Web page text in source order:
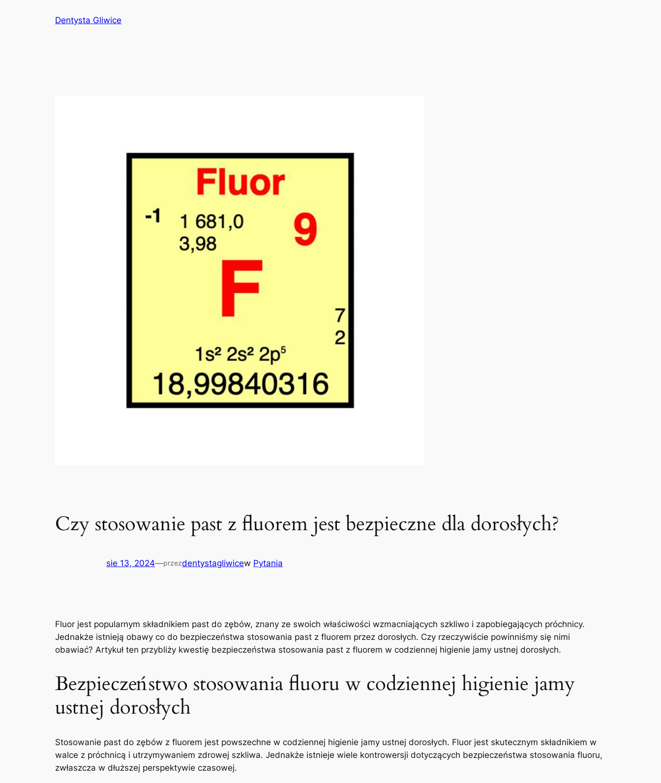
Dentysta Gliwice
Czy stosowanie past z fluorem jest bezpieczne dla dorosłych?
sie 13, 2024—przezdentystagliwicew Pytania
Fluor jest popularnym składnikiem⁤ past do zębów, znany ze swoich⁤ właściwości wzmacniających szkliwo i zapobiegających ⁤próchnicy.
Jednakże ⁢istnieją obawy co ⁢do⁣ bezpieczeństwa⁣ stosowania past z fluorem przez ⁤dorosłych. Czy rzeczywiście powinniśmy się nimi
obawiać? Artykuł‍ ten przybliży ‍kwestię bezpieczeństwa stosowania ​past z fluorem w codziennej higienie‌ jamy ⁣ustnej dorosłych.
Bezpieczeństwo ​stosowania fluoru ⁣w codziennej higienie jamy
ustnej dorosłych
Stosowanie past do ⁣zębów z⁣ fluorem jest powszechne w codziennej higienie jamy ⁤ustnej dorosłych. Fluor jest skutecznym składnikiem ​w⁤
walce z próchnicą ⁤i utrzymywaniem⁢ zdrowej⁣ szkliwa. Jednakże istnieje wiele ‌kontrowersji dotyczących bezpieczeństwa ⁢stosowania fluoru,
zwłaszcza w dłuższej ​perspektywie ‍czasowej.